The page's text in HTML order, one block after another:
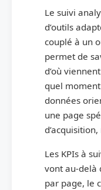
Le suivi
d’outils
couplé à un
permet de
d’où
quel
données
une page
Les KPIs à
vont au-delà
par page, le